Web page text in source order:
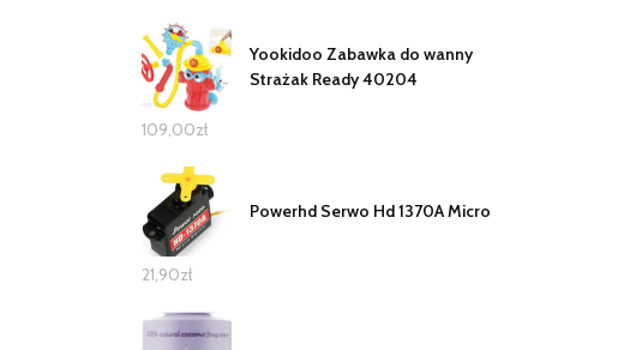
Yookidoo Zabawka do wanny
Strażak Ready 40204
109,00zł
Powerhd Serwo Hd 1370A Micro
21,90zł